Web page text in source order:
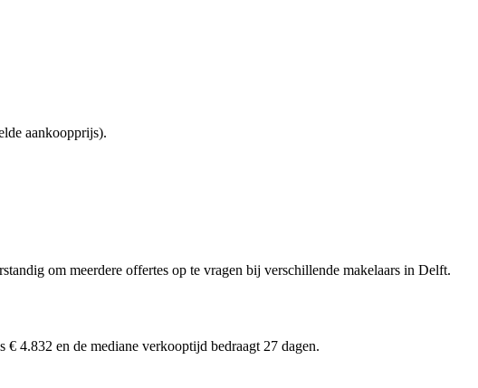
aankoopprijs).
om meerdere offertes op te vragen bij verschillende makelaars in Delft.
4.832 en de mediane verkooptijd bedraagt 27 dagen.